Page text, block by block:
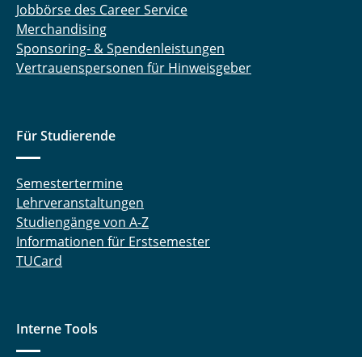
Jobbörse des Career Service
Merchandising
Sponsoring- & Spendenleistungen
Vertrauenspersonen für Hinweisgeber
Für Studierende
Semestertermine
Lehrveranstaltungen
Studiengänge von A-Z
Informationen für Erstsemester
TUCard
Interne Tools